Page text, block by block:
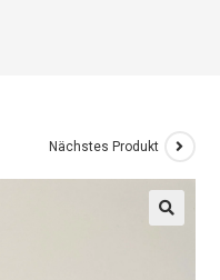
Nächstes Produkt